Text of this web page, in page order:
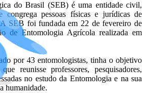
do Brasil (SEB) é uma entidade civil,
congrega pessoas físicas e jurídicas de
SEB foi fundada em 22 de fevereiro de
de Entomologia Agrícola realizada em
por 43 entomologistas, tinha o objetivo
reunisse professores, pesquisadores,
no estudo da Entomologia e na sua
humanidade.